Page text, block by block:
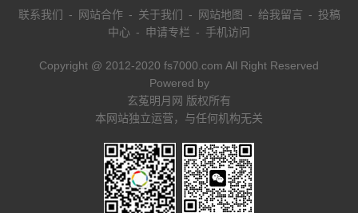
联系我们 - 网站合作- 关于我们 - 网站地图 - 给我留言 - 投稿
中心 - 申请专栏 - 手机访问
Copyright @ 2012-2020 fs7000.com All Right Reserved
Powered by
玄菟明月网 版权所有
本网站独立运营，与任何机构无关